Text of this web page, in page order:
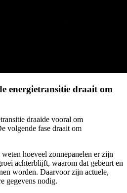
energietransitie draait om
draaide vooral om
volgende fase draait om
hoeveel zonnepanelen er zijn
achterblijft, waarom dat gebeurt en
worden. Daarvoor zijn actuele,
gegevens nodig.